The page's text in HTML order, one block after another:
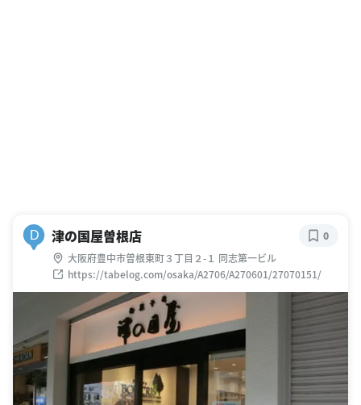
D 津の国屋曽根店
大阪府豊中市曽根東町３丁目２-１ 同志第一ビル
https://tabelog.com/osaka/A2706/A270601/27070151/
0